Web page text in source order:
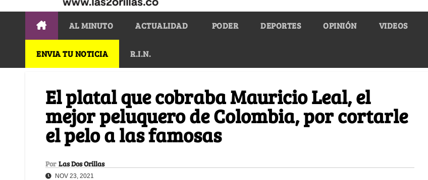
AL MINUTO ACTUALIDAD PODER DEPORTES OPINIÓN VIDEOS
ENVIA TU NOTICIA R.I.N.
El platal que cobraba Mauricio Leal, el
mejor peluquero de Colombia, por cortarle
el pelo a las famosas
Por Las Dos Orillas
NOV 23, 2021